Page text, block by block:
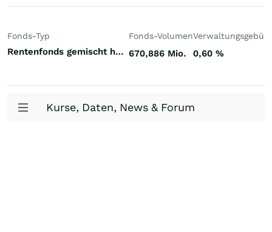
Fonds-Typ
Rentenfonds gemischt höherverzinst Emerging Markets Hart- und Weichwährungen (Welt)
Fonds-Volumen
670,886 Mio. 0,60 %
Kurse, Daten, News & Forum